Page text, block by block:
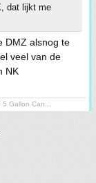
dat lijkt me
DMZ alsnog te
veel van de
NK
Gallon Can...